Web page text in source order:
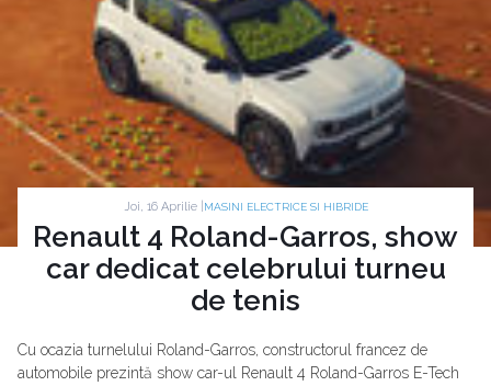
Joi, 16 Aprilie | MASINI ELECTRICE SI HIBRIDE
Renault 4 Roland-Garros, show
car dedicat celebrului turneu
de tenis
Cu ocazia turnelului Roland-Garros, constructorul francez de
automobile prezintă show car-ul Renault 4 Roland-Garros E-Tech